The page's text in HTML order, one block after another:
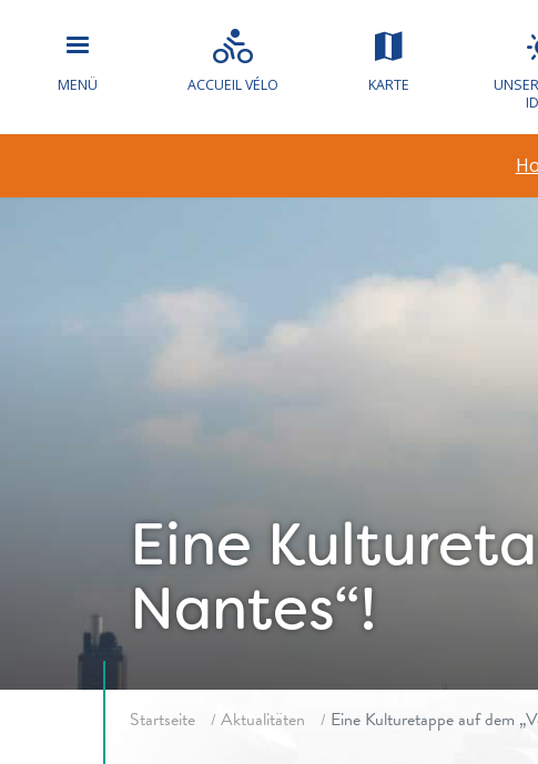
MENÜ ACCUEIL VÉLO KARTE
Eine
Nantes“!
Startseite Aktualitäten Eine Kulturetappe auf dem